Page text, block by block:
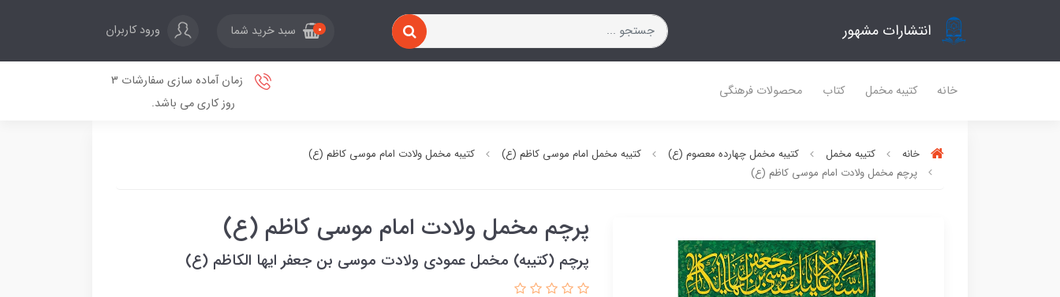
انتشارات مشهور 0 سبد خرید شما ورود کاربران
خانه کتیبه مخمل کتاب محصولات فرهنگی
زمان آماده سازی سفارشات 3
روز کاری می باشد.
خانه کتیبه مخمل کتیبه مخمل چهارده معصوم (ع) کتیبه مخمل امام موسی کاظم (ع)
کتیبه مخمل ولادت امام موسی کاظم (ع)
پرچم مخمل ولادت امام موسی کاظم (ع)
پرچم مخمل ولادت امام موسی کاظم (ع)
پرچم (کتیبه) مخمل عمودی ولادت موسی بن جعفر ایها الکاظم (ع)